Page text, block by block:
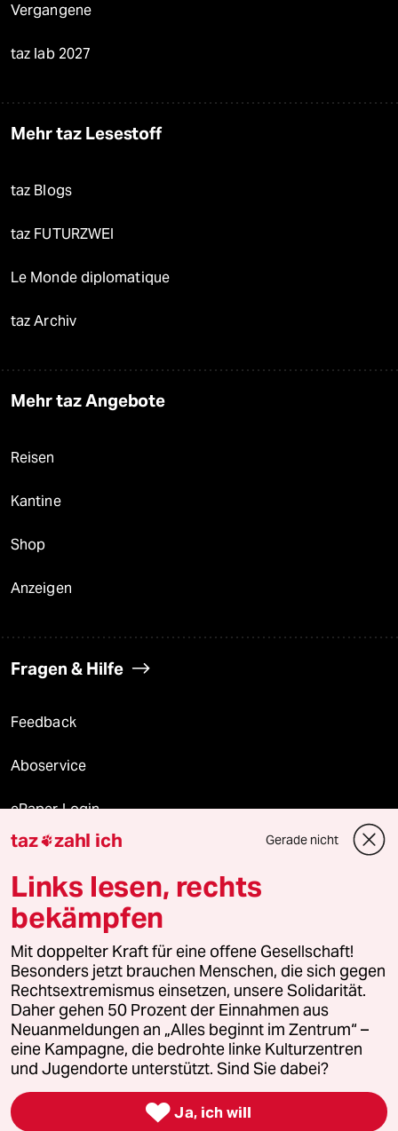
Vergangene
taz lab 2027
Mehr taz Lesestoff
taz Blogs
taz FUTURZWEI
Le Monde diplomatique
taz Archiv
Mehr taz Angebote
Reisen
Kantine
Shop
Anzeigen
Fragen & Hilfe
Feedback
Aboservice
ePaper Login
Downloads für Abonnierende
© 2026 taz Verlags und Vertriebs GmbH
Alle Rechte vorbehalten. Bei rechtlichen Fragen oder für Genehmigungen
wenden Sie sich bitte an
lizenzen@taz.de
Feedback Redaktionsstatut Kommune-Richtlinien
Leitlinie Informant Datenschutz Impressum AGB
Seitenwende Einwilligungen widerrufen (Ads)
taz zahl ich Gerade nicht
Links lesen, rechts
bekämpfen
Mit doppelter Kraft für eine offene Gesellschaft!
Besonders jetzt brauchen Menschen, die sich gegen
Rechtsextremismus einsetzen, unsere Solidarität.
Daher gehen 50 Prozent der Einnahmen aus
Neuanmeldungen an „Alles beginnt im Zentrum“ –
eine Kampagne, die bedrohte linke Kulturzentren
und Jugendorte unterstützt. Sind Sie dabei?
 Ja, ich will